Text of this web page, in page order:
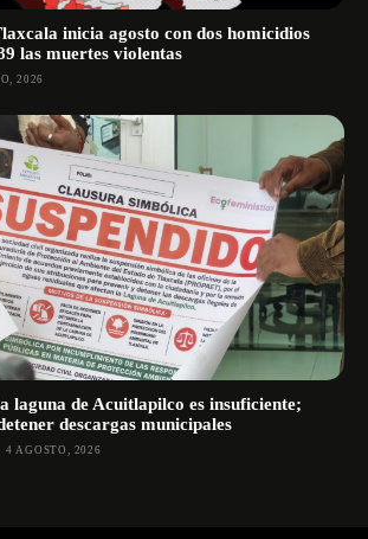
inicia agosto con dos homicidios
las muertes violentas
2026
laguna de Acuitlapilco es insuficiente;
descargas municipales
4 AGOSTO, 2026